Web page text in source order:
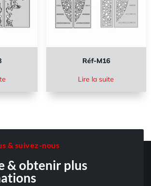
Réf-M16
Lire la suite
& suivez-nous
& obtenir plus